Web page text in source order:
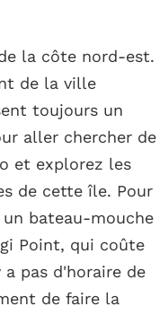
la côte nord-est.
de la ville
toujours un
aller chercher de
et explorez les
de cette île. Pour
un bateau-mouche
Point, qui coûte
a pas d'horaire de
de faire la